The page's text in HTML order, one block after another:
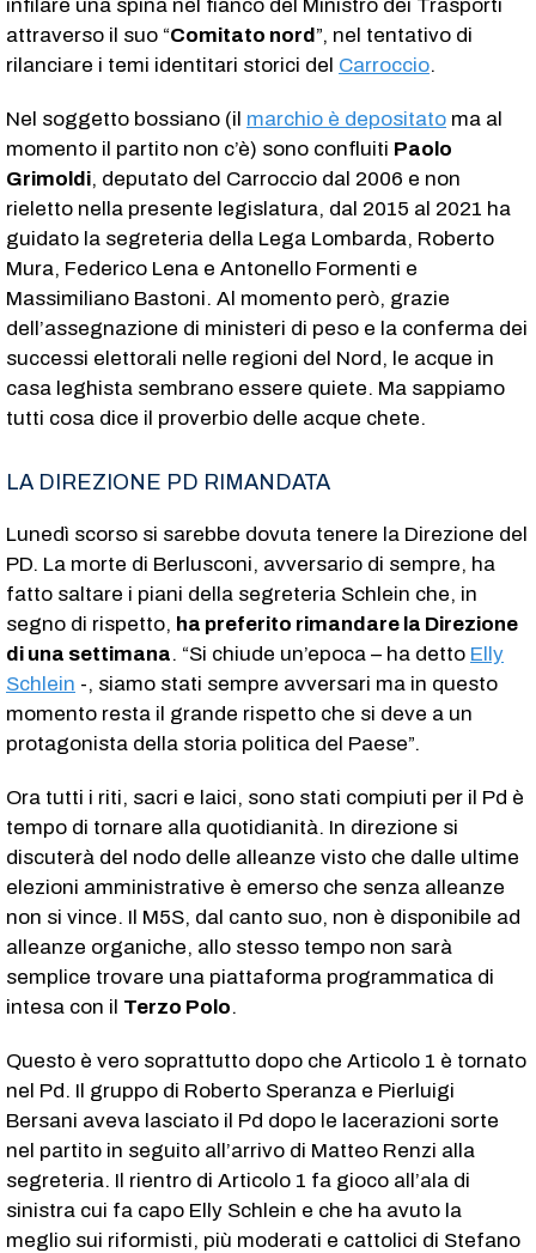
infilare una spina nel fianco del Ministro dei Trasporti
attraverso il suo “Comitato nord”, nel tentativo di
rilanciare i temi identitari storici del Carroccio.
Nel soggetto bossiano (il marchio è depositato ma al
momento il partito non c’è) sono confluiti Paolo
Grimoldi, deputato del Carroccio dal 2006 e non
rieletto nella presente legislatura, dal 2015 al 2021 ha
guidato la segreteria della Lega Lombarda, Roberto
Mura, Federico Lena e Antonello Formenti e
Massimiliano Bastoni. Al momento però, grazie
dell’assegnazione di ministeri di peso e la conferma dei
successi elettorali nelle regioni del Nord, le acque in
casa leghista sembrano essere quiete. Ma sappiamo
tutti cosa dice il proverbio delle acque chete.
LA DIREZIONE PD RIMANDATA
Lunedì scorso si sarebbe dovuta tenere la Direzione del
PD. La morte di Berlusconi, avversario di sempre, ha
fatto saltare i piani della segreteria Schlein che, in
segno di rispetto, ha preferito rimandare la Direzione
di una settimana. “Si chiude un’epoca – ha detto Elly
Schlein -, siamo stati sempre avversari ma in questo
momento resta il grande rispetto che si deve a un
protagonista della storia politica del Paese”.
Ora tutti i riti, sacri e laici, sono stati compiuti per il Pd è
tempo di tornare alla quotidianità. In direzione si
discuterà del nodo delle alleanze visto che dalle ultime
elezioni amministrative è emerso che senza alleanze
non si vince. Il M5S, dal canto suo, non è disponibile ad
alleanze organiche, allo stesso tempo non sarà
semplice trovare una piattaforma programmatica di
intesa con il Terzo Polo.
Questo è vero soprattutto dopo che Articolo 1 è tornato
nel Pd. Il gruppo di Roberto Speranza e Pierluigi
Bersani aveva lasciato il Pd dopo le lacerazioni sorte
nel partito in seguito all’arrivo di Matteo Renzi alla
segreteria. Il rientro di Articolo 1 fa gioco all’ala di
sinistra cui fa capo Elly Schlein e che ha avuto la
meglio sui riformisti, più moderati e cattolici di Stefano